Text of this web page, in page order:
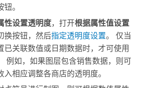
钮。
性设置透明度，打开根据属性值设置
换按钮，然后指定透明度设置。 仅当
已关联数值或日期数据时，才可使用
例如，如果图层包含销售数据，则可
入相应调整各商店的透明度。